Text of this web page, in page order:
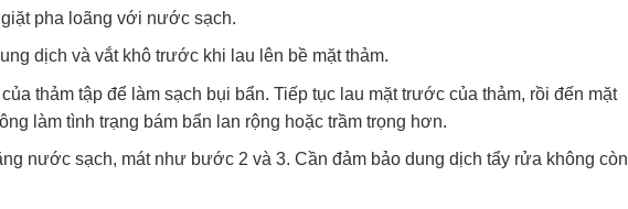
pha loãng với nước sạch.
dịch và vắt khô trước khi lau lên bề mặt thảm.
thảm tập để làm sạch bụi bẩn. Tiếp tục lau mặt trước của thảm, rồi đến mặt
làm tình trạng bám bẩn lan rộng hoặc trầm trọng hơn.
nước sạch, mát như bước 2 và 3. Cần đảm bảo dung dịch tẩy rửa không còn